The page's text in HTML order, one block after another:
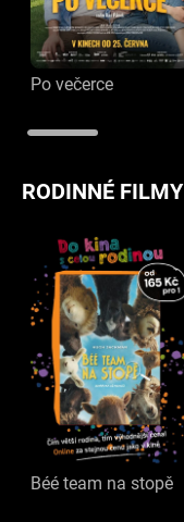
Po večerce
RODINNÉ FILMY
Béé team na stopě